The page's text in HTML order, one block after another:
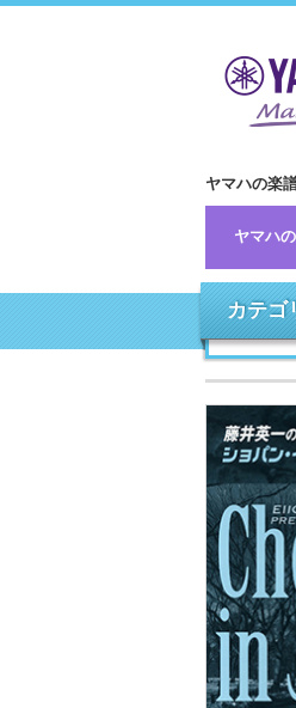
ヤマハの楽
ヤマハ
カテゴ